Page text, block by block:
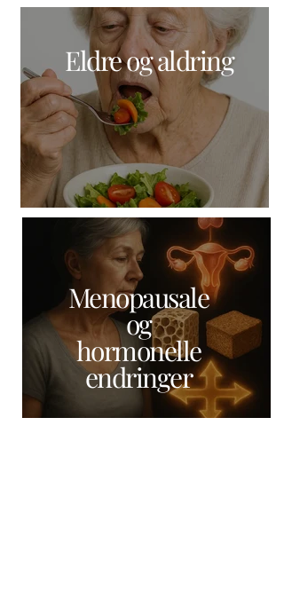
Eldre og aldring
Menopausale
og
hormonelle
endringer